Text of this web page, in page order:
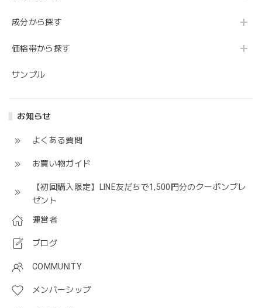
成分から探す
価格帯から探す
サンプル
お知らせ
よくある質問
お買い物ガイド
【初回購入限定】LINE友だちで1,500円分のクーポンプレ
ゼント
運営者
ブログ
COMMUNITY
メンバーシップ